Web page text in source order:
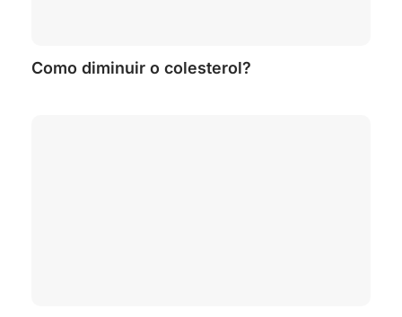
Como diminuir o colesterol?